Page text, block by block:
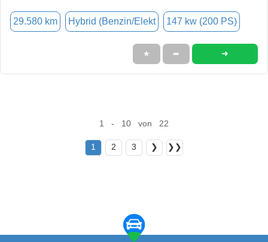
29.580 km Hybrid (Benzin/Elekt 147 kw (200 PS)
★ ➦ ➜
1 - 10 von 22
1 2 3 ❯ ❯❯